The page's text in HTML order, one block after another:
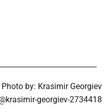
Photo by: Krasimir Georgiev
georgiev-2734418/